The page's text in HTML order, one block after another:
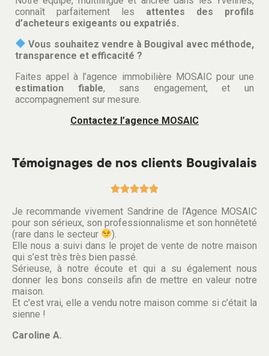
connaît parfaitement les attentes des profils
d’acheteurs exigeants ou expatriés.
Vous souhaitez vendre à Bougival avec méthode,
transparence et efficacité ?
Faites appel à l’agence immobilière MOSAIC pour une
estimation fiable, sans engagement, et un
accompagnement sur mesure.
Contactez l’agence MOSAIC
Témoignages de nos clients Bougivalais

Je recommande vivement Sandrine de l’Agence MOSAIC
pour son sérieux, son professionnalisme et son honnêteté
(rare dans le secteur
).
Elle nous a suivi dans le projet de vente de notre maison
qui s’est très très bien passé.
Sérieuse, à notre écoute et qui a su également nous
donner les bons conseils afin de mettre en valeur notre
maison.
Et c’est vrai, elle a vendu notre maison comme si c’était la
sienne !
Caroline A.